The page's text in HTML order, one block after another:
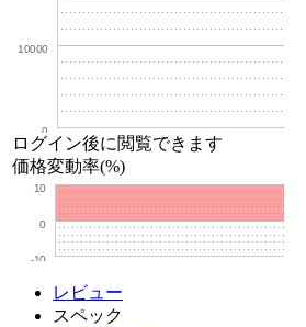
0
10000
ログイン後に閲覧できます
価格変動率(%)
-10
0
10
レビュー
スペック